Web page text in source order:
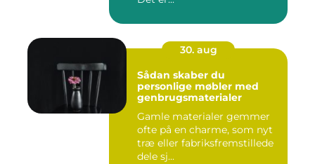
30. aug
Sådan skaber du
personlige møbler med
genbrugsmaterialer
Gamle materialer gemmer
ofte på en charme, som nyt
træ eller fabriksfremstillede
dele sj...